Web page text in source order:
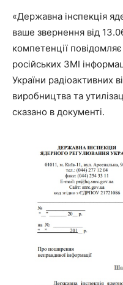
«Державна інспекція
ваше звернення від
компетенції
російських ЗМІ
України радіоактивних
виробництва та
сказано в документі.